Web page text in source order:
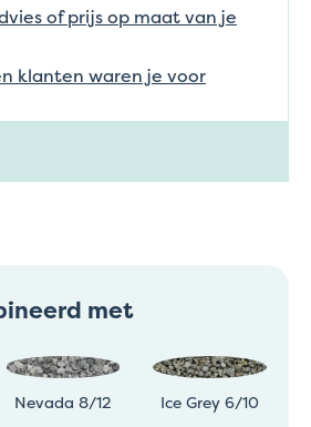
of prijs op maat van je
klanten waren je voor
met
Nevada 8/12 Ice Grey 6/10